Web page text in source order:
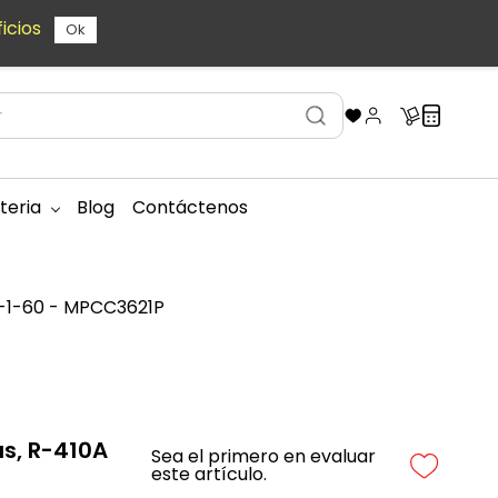
Blog Contáctenos
60 - MPCC3621P
R-410A
Sea el primero en evaluar
este artículo.
Ok